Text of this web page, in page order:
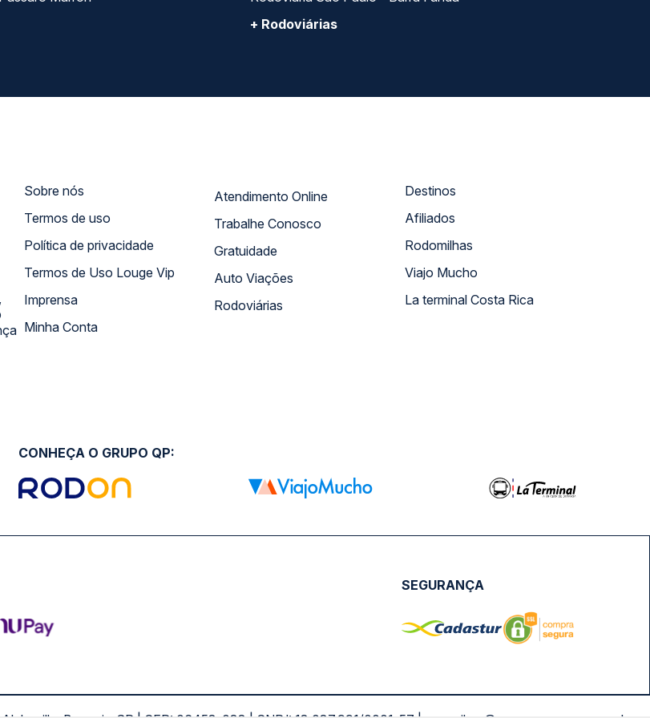
+ Rodoviárias
Sobre nós
Termos de uso
Política de privacidade
Termos de Uso Louge Vip
Imprensa
Minha Conta
Atendimento Online
Trabalhe Conosco
Gratuidade
Auto Viações
Rodoviárias
Destinos
Afiliados
Rodomilhas
Viajo Mucho
La terminal Costa Rica
CONHEÇA O GRUPO QP:
SEGURANÇA